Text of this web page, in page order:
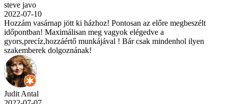
steve javo
2022-07-10
Hozzám vasárnap jött ki házhoz! Pontosan az előre megbeszélt
időpontban! Maximálisan meg vagyok elégedve a
gyors,precíz,hozzáértő munkájával ! Bár csak mindenhol ilyen
szakemberek dolgoznának!
Judit Antal